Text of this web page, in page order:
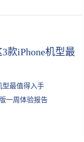
款iPhone机型最
型最值得入手
一周体验报告